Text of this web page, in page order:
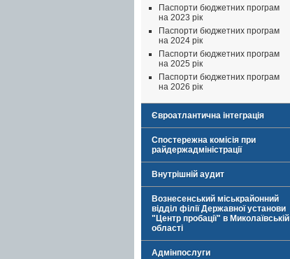
Паспорти бюджетних програм
на 2023 рік
Паспорти бюджетних програм
на 2024 рік
Паспорти бюджетних програм
на 2025 рік
Паспорти бюджетних програм
на 2026 рік
Євроатлантична інтеграція
Спостережна комісія при
райдержадміністрації
Внутрішній аудит
Вознесенський міськрайонний
відділ філії Державної установи
"Центр пробації" в Миколаївській
області
Адмінпослуги